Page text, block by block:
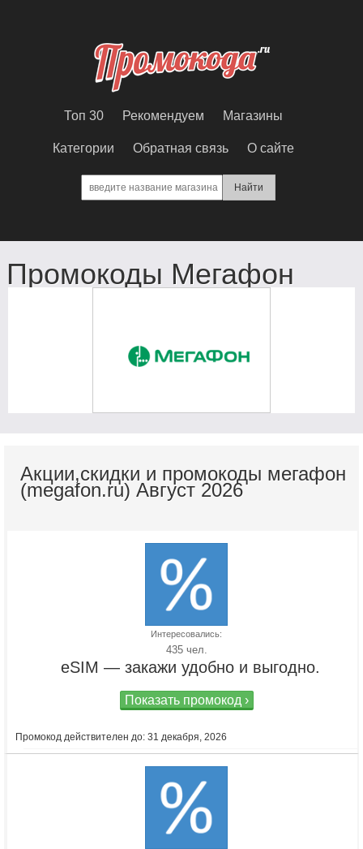
Топ 30 Рекомендуем Магазины
Категории Обратная связь О сайте
Промокоды Мегафон
Акции,скидки и промокоды мегафон
(megafon.ru) Август 2026
Интересовались:
435 чел.
eSIM — закажи удобно и выгодно.
Показать промокод ›
Промокод действителен до: 31 декабря, 2026